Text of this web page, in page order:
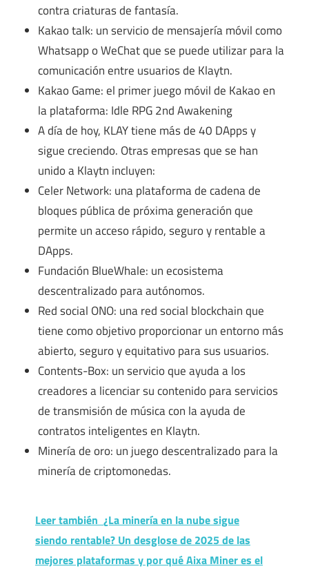
contra criaturas de fantasía.
Kakao talk: un servicio de mensajería móvil como
Whatsapp o WeChat que se puede utilizar para la
comunicación entre usuarios de Klaytn.
Kakao Game: el primer juego móvil de Kakao en
la plataforma: Idle RPG 2nd Awakening
A día de hoy, KLAY tiene más de 40 DApps y
sigue creciendo. Otras empresas que se han
unido a Klaytn incluyen:
Celer Network: una plataforma de cadena de
bloques pública de próxima generación que
permite un acceso rápido, seguro y rentable a
DApps.
Fundación BlueWhale: un ecosistema
descentralizado para autónomos.
Red social ONO: una red social blockchain que
tiene como objetivo proporcionar un entorno más
abierto, seguro y equitativo para sus usuarios.
Contents-Box: un servicio que ayuda a los
creadores a licenciar su contenido para servicios
de transmisión de música con la ayuda de
contratos inteligentes en Klaytn.
Minería de oro: un juego descentralizado para la
minería de criptomonedas.
Leer también ¿La minería en la nube sigue
siendo rentable? Un desglose de 2025 de las
mejores plataformas y por qué Aixa Miner es el